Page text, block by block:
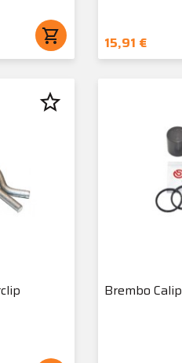
shopping_cart 15,91 €
star_border
Brembo